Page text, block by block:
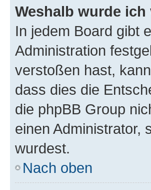
Weshalb wurde ich
In jedem Board gibt
Administration
verstoßen hast,
dass dies die
die phpBB Group
einen Administrator,
wurdest.
Nach oben